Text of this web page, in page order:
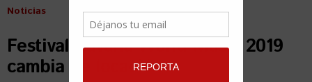
Noticias
Festival Havana World Music 2019
cambia de locación